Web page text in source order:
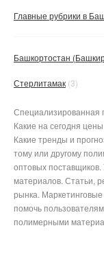
Главные рубрики в
Башкортостан
Стерлитамак (3)
Специализированная
Какие на сегодня
Какие тренды и
тому или другому
оптовых
материалов. Статьи,
рынка.
помочь